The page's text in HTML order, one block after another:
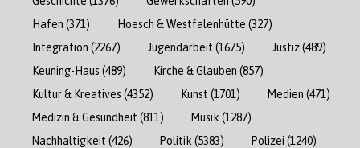
Hafen (371) Hoesch & Westfalenhütte (327)
Integration (2267) Jugendarbeit (1675) Justiz(489)
Keuning-Haus (489) Kirche & Glauben (857)
Kultur & Kreatives (4352) Kunst (1701) Medien (471)
Medizin & Gesundheit (811) Musik (1287)
Nachhaltigkeit (426) Politik (5383) Polizei (1240)